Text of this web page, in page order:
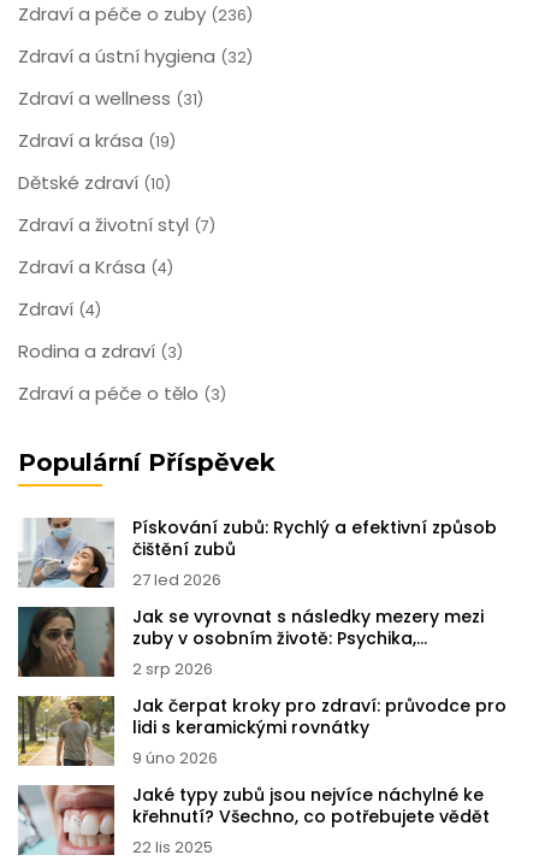
Zdraví a péče o zuby (236)
Zdraví a ústní hygiena (32)
Zdraví a wellness (31)
Zdraví a krása (19)
Dětské zdraví (10)
Zdraví a životní styl (7)
Zdraví a Krása (4)
Zdraví (4)
Rodina a zdraví (3)
Zdraví a péče o tělo (3)
Populární Příspěvek
Pískování zubů: Rychlý a efektivní způsob
čištění zubů
27 led 2026
Jak se vyrovnat s následky mezery mezi
zuby v osobním životě: Psychika,
sebevědomí a řešení
2 srp 2026
Jak čerpat kroky pro zdraví: průvodce pro
lidi s keramickými rovnátky
9 úno 2026
Jaké typy zubů jsou nejvíce náchylné ke
křehnutí? Všechno, co potřebujete vědět
22 lis 2025